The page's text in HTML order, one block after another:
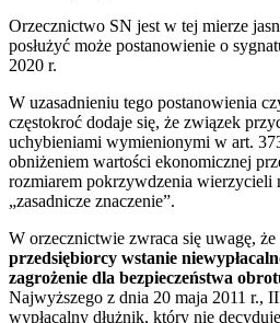
Orzecznictwo SN jest w tej mierze
posłużyć może postanowienie o
2020 r.
W uzasadnieniu tego postanowienia
częstokroć dodaje się, że związek
uchybieniami wymienionymi w art.
obniżeniem wartości ekonomicznej
rozmiarem pokrzywdzenia wierzycieli
„zasadnicze znaczenie”.
W orzecznictwie zwraca się uwagę, że
przedsiębiorcy wstanie
zagrożenie dla bezpieczeństwa
Najwyższego z dnia 20 maja 2011 r.,
wypłacalny dłużnik, który nie